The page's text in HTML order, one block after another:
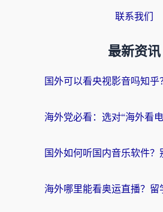
联系我们
最新资讯